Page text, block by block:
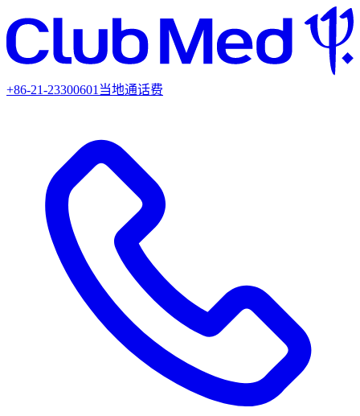
+86-21-23300601 当地通话费